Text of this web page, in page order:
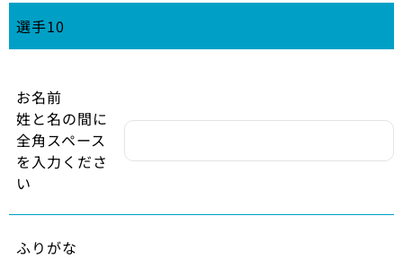
選手10
お名前
姓と名の間に
全角スペース
を入力くださ
い
ふりがな